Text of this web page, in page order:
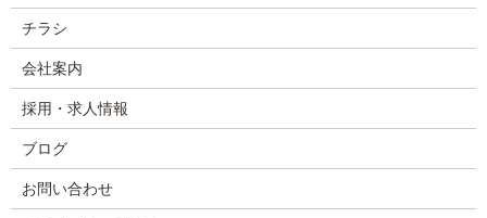
チラシ
会社案内
採用・求人情報
ブログ
お問い合わせ